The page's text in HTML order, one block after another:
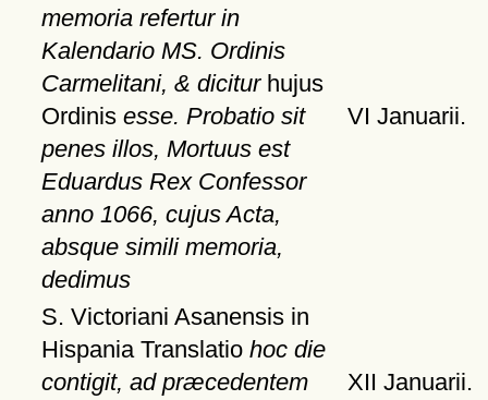
memoria refertur in
Kalendario MS. Ordinis
Carmelitani, & diciturhujus
Ordinis esse. Probatio sit
penes illos, Mortuus est
Eduardus Rex Confessor
anno 1066, cujus Acta,
absque simili memoria,
dedimus
VI Januarii.
S. Victoriani Asanensis in
Hispania Translatio hoc die
contigit, ad præcedentem
XII Januarii.